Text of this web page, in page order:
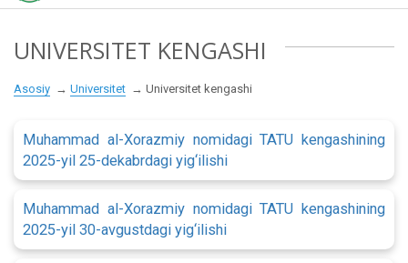
UNIVERSITET KENGASHI
Asosiy Universitet Universitet kengashi
Muhammad al-Xorazmiy nomidagi TATU kengashining
2025-yil 25-dekabrdagi yig‘ilishi
Muhammad al-Xorazmiy nomidagi TATU kengashining
2025-yil 30-avgustdagi yig‘ilishi